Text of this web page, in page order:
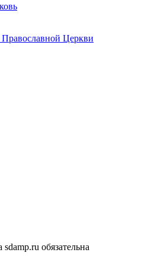
Церкви
обязательна